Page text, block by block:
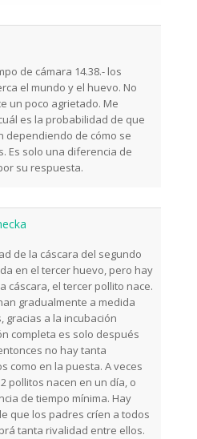
de cámara 14.38.- los
el mundo y el huevo. No
un poco agrietado. Me
es la probabilidad de que
dependiendo de cómo se
Es solo una diferencia de
su respuesta.
de la cáscara del segundo
en el tercer huevo, pero hay
cáscara, el tercer pollito nace.
gradualmente a medida
gracias a la incubación
completa es solo después
no hay tanta
como en la puesta. A veces
pollitos nacen en un día, o
de tiempo mínima. Hay
que los padres críen a todos
tanta rivalidad entre ellos.